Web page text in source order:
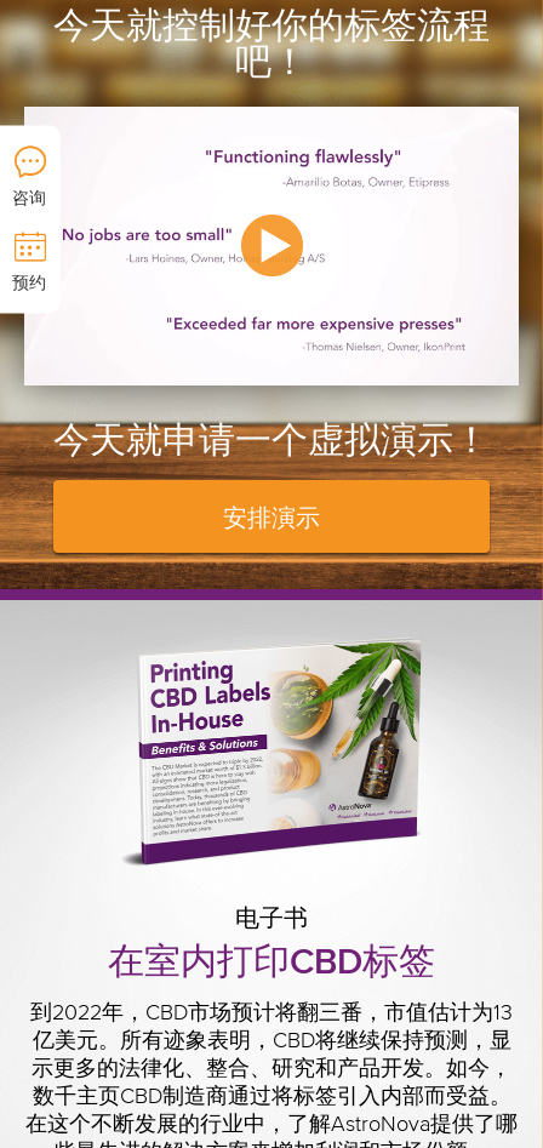
咨询
预约
今天就控制好你的标签流程
吧！
今天就申请一个虚拟演示！
安排演示
电子书
在室内打印CBD标签
到2022年，CBD市场预计将翻三番，市值估计为13
亿美元。所有迹象表明，CBD将继续保持预测，显
示更多的法律化、整合、研究和产品开发。如今，
数千主页CBD制造商通过将标签引入内部而受益。
在这个不断发展的行业中，了解AstroNova提供了哪